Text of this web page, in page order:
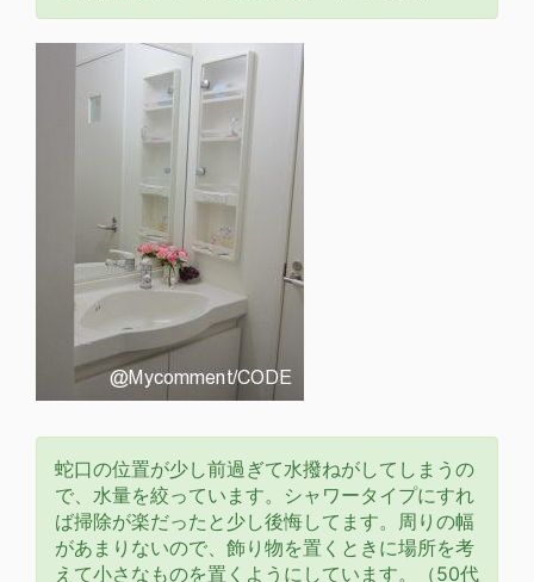
蛇口の位置が少し前過ぎて水撥ねがしてしまうの
で、水量を絞っています。シャワータイプにすれ
ば掃除が楽だったと少し後悔してます。周りの幅
があまりないので、飾り物を置くときに場所を考
えて小さなものを置くようにしています。（50代